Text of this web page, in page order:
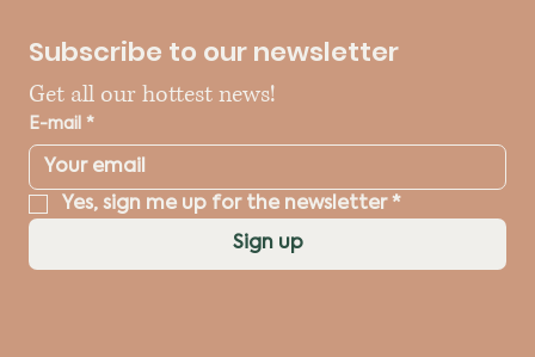
Subscribe to our newsletter
Get all our hottest news!
E-mail *
Yes, sign me up for the newsletter *
Sign up